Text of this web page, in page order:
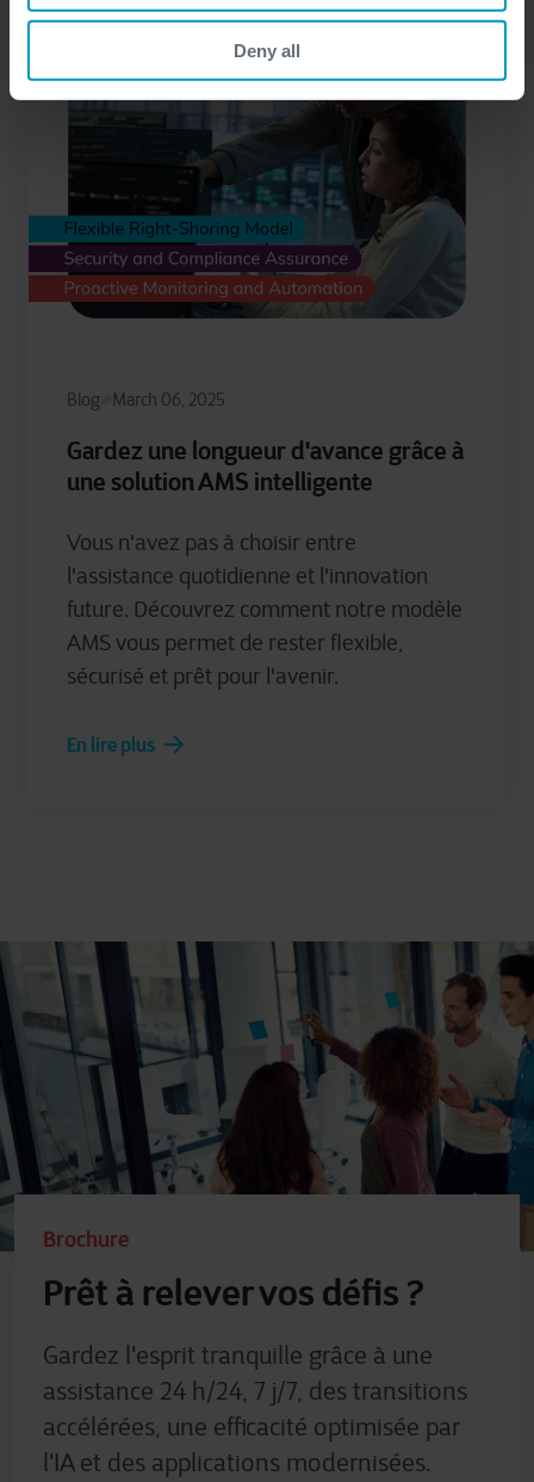
Deny all
Blog March 06, 2025
Gardez une longueur d'avance grâce à
une solution AMS intelligente
Vous n'avez pas à choisir entre
l'assistance quotidienne et l'innovation
future. Découvrez comment notre modèle
AMS vous permet de rester flexible,
sécurisé et prêt pour l'avenir.
En lire plus
Brochure
Prêt à relever vos défis ?
Gardez l'esprit tranquille grâce à une
assistance 24 h/24, 7 j/7, des transitions
accélérées, une efficacité optimisée par
l'IA et des applications modernisées.